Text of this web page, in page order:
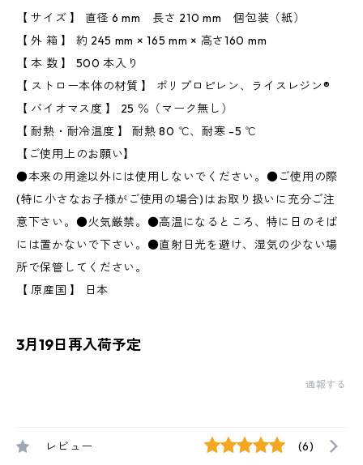
【 サイズ 】 直径 6 mm 長さ 210 mm 個包装（紙）
【 外 箱 】 約 245 mm × 165 mm × 高さ160 mm
【 本 数 】 500 本入り
【 ストロー本体の材質 】 ポリプロピレン、ライスレジン®︎
【 バイオマス度 】 25 ％（マーク無し）
【 耐熱・耐冷温度 】 耐熱 80 ℃、耐寒 -5 ℃
【ご使用上のお願い】
●本来の用途以外には使用しないでください。●ご使用の際
(特に小さなお子様がご使用の場合)はお取り扱いに充分ご注
意下さい。●火気厳禁。●高温になるところ、特に日のそば
には置かないで下さい。●直射日光を避け、湿気の少ない場
所で保管してください。
【 原産国 】 日本
3月19日再入荷予定
通報する
レビュー (6)